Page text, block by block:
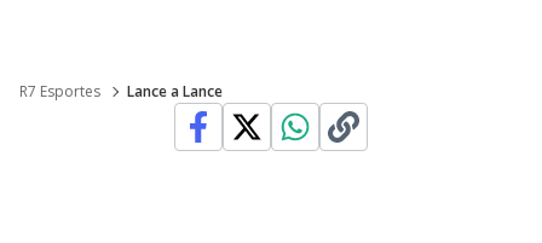
R7 Esportes Lance a Lance